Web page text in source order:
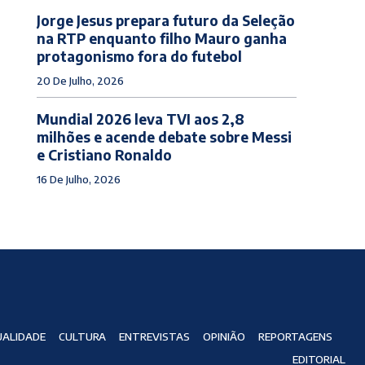
Jorge Jesus prepara futuro da Seleção
na RTP enquanto filho Mauro ganha
protagonismo fora do futebol
20 De Julho, 2026
Mundial 2026 leva TVI aos 2,8
milhões e acende debate sobre Messi
e Cristiano Ronaldo
16 De Julho, 2026
CULTURA ENTREVISTAS OPINIÃO
REPORTAGENS
EDITORIAL